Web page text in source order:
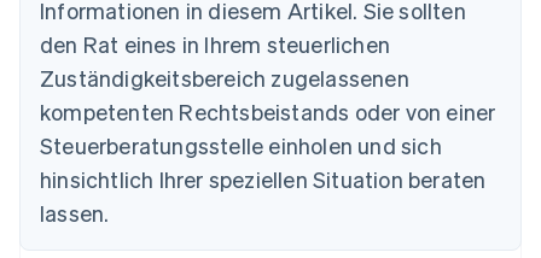
Informationen in diesem Artikel. Sie sollten
den Rat eines in Ihrem steuerlichen
Zuständigkeitsbereich zugelassenen
kompetenten Rechtsbeistands oder von einer
Steuerberatungsstelle einholen und sich
hinsichtlich Ihrer speziellen Situation beraten
lassen.
English
DeutschEnglish
Estland
English
Festlandchina
简体中文English
Finnland
Frankreich
FrançaisEnglish